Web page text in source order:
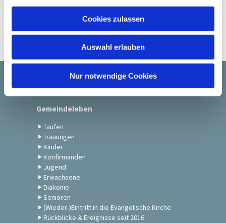
h
Cookies zulassen
Auswahl erlauben
Nur notwendige Cookies
Gemeindeleben
Taufen
Trauungen
Kinder
Konfirmanden
Jugend
Erwachsene
Diakonie
Senioren
(Wieder-)Eintritt in die Evangelische Kirche
Rückblicke & Ereignisse seit 2016